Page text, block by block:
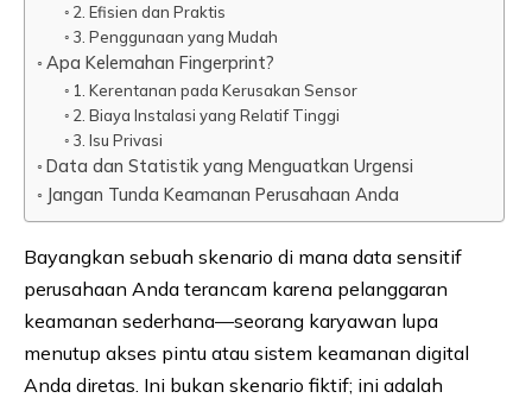
2. Efisien dan Praktis
3. Penggunaan yang Mudah
Apa Kelemahan Fingerprint?
1. Kerentanan pada Kerusakan Sensor
2. Biaya Instalasi yang Relatif Tinggi
3. Isu Privasi
Data dan Statistik yang Menguatkan Urgensi
Jangan Tunda Keamanan Perusahaan Anda
Bayangkan sebuah skenario di mana data sensitif
perusahaan Anda terancam karena pelanggaran
keamanan sederhana—seorang karyawan lupa
menutup akses pintu atau sistem keamanan digital
Anda diretas. Ini bukan skenario fiktif; ini adalah